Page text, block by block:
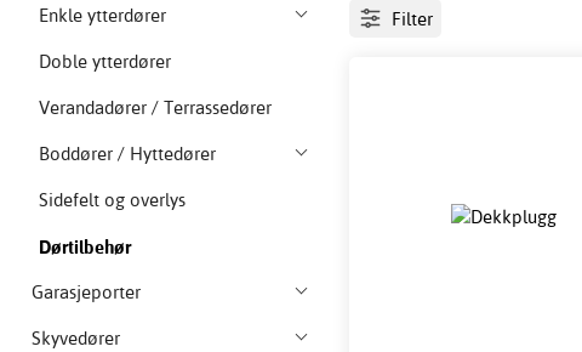
Enkle ytterdører
Doble ytterdører
Verandadører / Terrassedører
Boddører / Hyttedører
Sidefelt og overlys
Dørtilbehør
Garasjeporter
Skyvedører
Filter